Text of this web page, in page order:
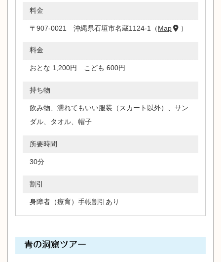
料金
〒907-0021 沖縄県石垣市名蔵1124-1（Map ）
料金
おとな 1,200円 こども 600円
持ち物
飲み物、濡れてもいい服装（スカート以外）、サン
ダル、タオル、帽子
所要時間
30分
割引
身障者（療育）手帳割引あり
青の洞窟ツアー